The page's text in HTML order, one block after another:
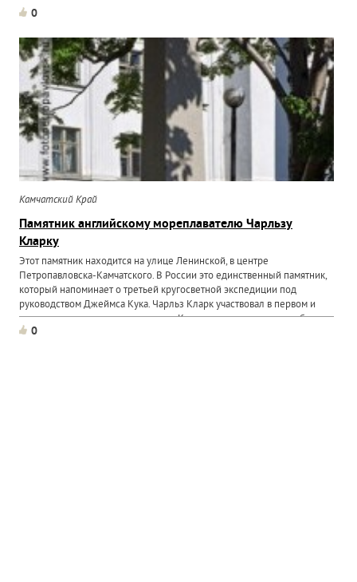
0
Камчатский Край
Памятник английскому мореплавателю Чарльзу
Кларку
Этот памятник находится на улице Ленинской, в центре
Петропавловска-Камчатского. В России это единственный памятник,
который напоминает о третьей кругосветной экспедиции под
руководством Джеймса Кука. Чарльз Кларк участвовал в первом и
втором кругосветном путешествии Кука, а в третьем плавании был...
0